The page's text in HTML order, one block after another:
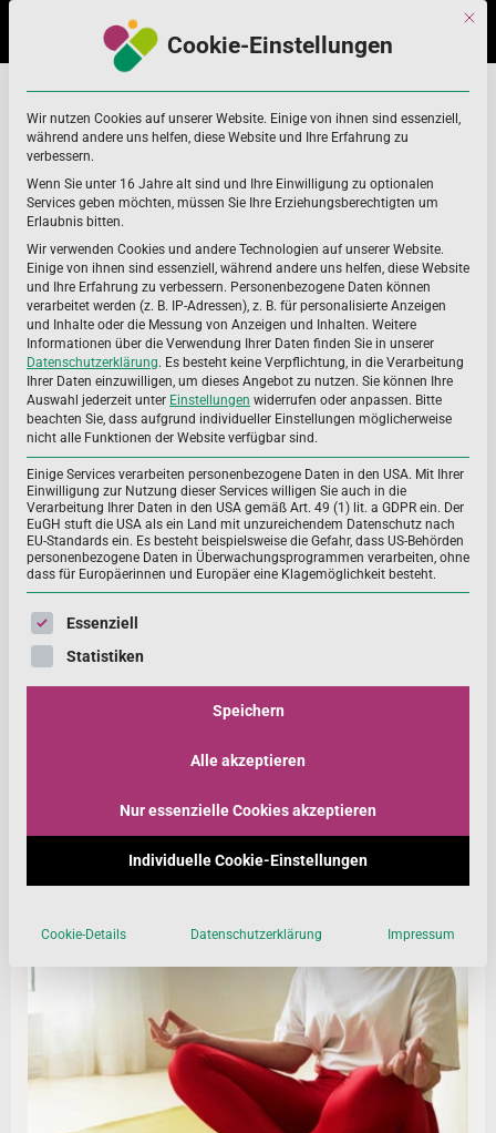
navigation
content
Home Clacium
Biomarker – wichtige Parameter zur Bewertung
des Nährstoffstatus (TEIL 2 | 04 | April 2024)
Die vierte Ausgabe des FOKUS Wissenschaft knüpft an
den vorhergehenden ersten Beitrag aus September 2023
an, der sich mit den diagnostischen Parameter
Mit
Cookie-Einstellungen
Wir nutzen Cookies auf unserer Website. Einige von ihnen sind essenziell,
während andere uns helfen, diese Website und Ihre Erfahrung zu
verbessern.
Wenn Sie unter 16 Jahre alt sind und Ihre Einwilligung zu optionalen
Services geben möchten, müssen Sie Ihre Erziehungsberechtigten um
Erlaubnis bitten.
Wir verwenden Cookies und andere Technologien auf unserer Website.
Einige von ihnen sind essenziell, während andere uns helfen, diese Website
und Ihre Erfahrung zu verbessern. Personenbezogene Daten können
verarbeitet werden (z. B. IP-Adressen), z. B. für personalisierte Anzeigen
und Inhalte oder die Messung von Anzeigen und Inhalten. Weitere
Informationen über die Verwendung Ihrer Daten finden Sie in unserer
Datenschutzerklärung. Es besteht keine Verpflichtung, in die Verarbeitung
Ihrer Daten einzuwilligen, um dieses Angebot zu nutzen. Sie können Ihre
Auswahl jederzeit unter Einstellungen widerrufen oder anpassen. Bitte
beachten Sie, dass aufgrund individueller Einstellungen möglicherweise
nicht alle Funktionen der Website verfügbar sind.
Einige Services verarbeiten personenbezogene Daten in den USA. Mit Ihrer
Einwilligung zur Nutzung dieser Services willigen Sie auch in die
Verarbeitung Ihrer Daten in den USA gemäß Art. 49 (1) lit. a GDPR ein. Der
EuGH stuft die USA als ein Land mit unzureichendem Datenschutz nach
EU-Standards ein. Es besteht beispielsweise die Gefahr, dass US-Behörden
personenbezogene Daten in Überwachungsprogrammen verarbeiten, ohne
dass für Europäerinnen und Europäer eine Klagemöglichkeit besteht.
Es folgt eine Liste der Service-Gruppen, für die eine
Essenziell
Statistiken
Speichern
Alle akzeptieren
Nur essenzielle Cookies akzeptieren
Individuelle Cookie-Einstellungen
Cookie-Details Datenschutzerklärung Impressum